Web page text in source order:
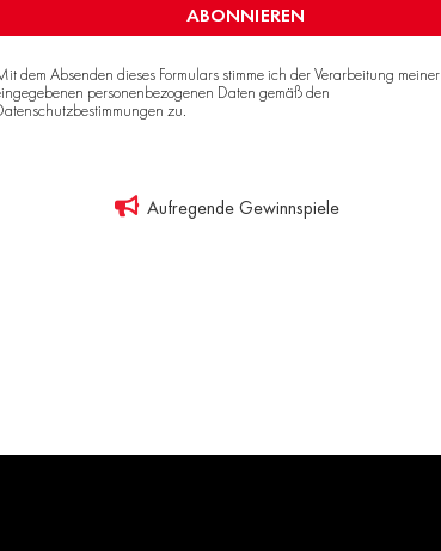
ABONNIEREN
dem Absenden dieses Formulars stimme ich der Verarbeitung meiner
personenbezogenen Daten gemäß den
zu.
Aufregende Gewinnspiele